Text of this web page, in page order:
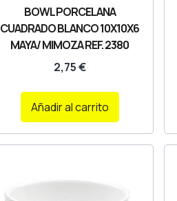
BOWL PORCELANA
CUADRADO BLANCO 10X10X6
MAYA/ MIMOZA REF. 2380
2,75€
Añadir al carrito